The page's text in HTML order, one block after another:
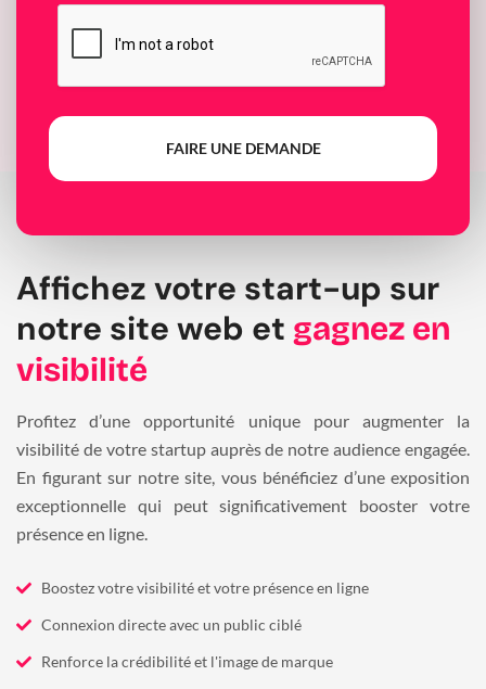
FAIRE UNE DEMANDE
Affichez votre start-up sur
notre site web et gagnez en
visibilité
Profitez d’une opportunité unique pour augmenter la
visibilité de votre startup auprès de notre audience engagée.
En figurant sur notre site, vous bénéficiez d’une exposition
exceptionnelle qui peut significativement booster votre
présence en ligne.
Boostez votre visibilité et votre présence en ligne
Connexion directe avec un public ciblé
Renforce la crédibilité et l'image de marque